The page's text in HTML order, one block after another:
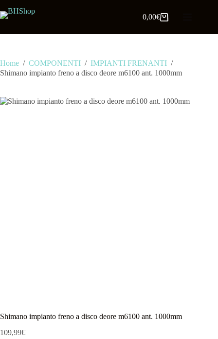
0,00€
Home / COMPONENTI / IMPIANTI FRENANTI /
Shimano impianto freno a disco deore m6100 ant. 1000mm
Shimano impianto freno a disco deore m6100 ant. 1000mm
109,99€